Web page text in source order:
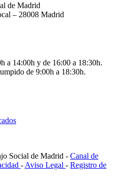
de Madrid
– 28008 Madrid
a 14:00h y de 16:00 a 18:30h.
de 9:00h a 18:30h.
Social de Madrid - Canal de
- Aviso Legal - Registro de